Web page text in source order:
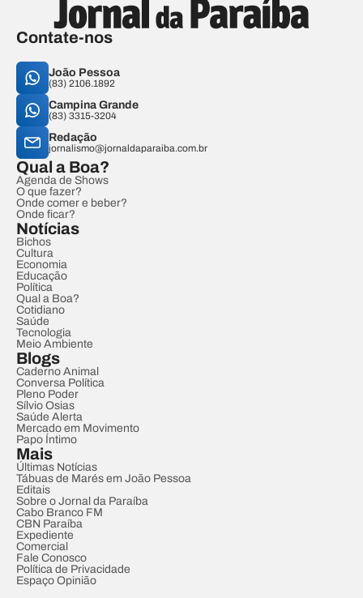
Contate-nos
João Pessoa
(83) 2106.1892
Campina Grande
(83) 3315-3204
Redação
jornalismo@jornaldaparaiba.com.br
Qual a Boa?
Agenda de Shows
O que fazer?
Onde comer e beber?
Onde ficar?
Notícias
Bichos
Cultura
Economia
Educação
Política
Qual a Boa?
Cotidiano
Saúde
Tecnologia
Meio Ambiente
Blogs
Caderno Animal
Conversa Política
Pleno Poder
Sílvio Osias
Saúde Alerta
Mercado em Movimento
Papo Íntimo
Mais
Últimas Notícias
Tábuas de Marés em João Pessoa
Editais
Sobre o Jornal da Paraíba
Cabo Branco FM
CBN Paraíba
Expediente
Comercial
Fale Conosco
Política de Privacidade
Espaço Opinião